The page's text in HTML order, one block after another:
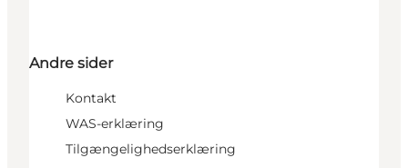
Andre sider
Kontakt
WAS-erklæring
Tilgængelighedserklæring